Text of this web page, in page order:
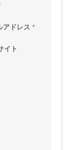
アドレス *
イト